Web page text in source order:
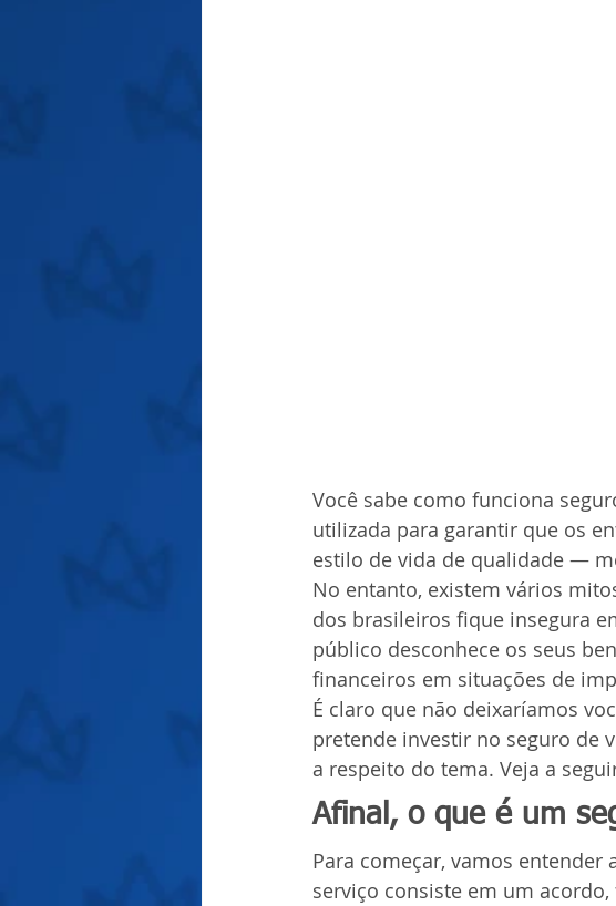
Você sabe como funciona
utilizada para garantir que os
estilo de vida de qualidade —
No entanto, existem vários
dos brasileiros fique insegura
público desconhece os seus
financeiros em situações de
É claro que não deixaríamos
pretende investir no seguro de
a respeito do tema. Veja a
Afinal, o que é um
Para começar, vamos entender
serviço consiste em um